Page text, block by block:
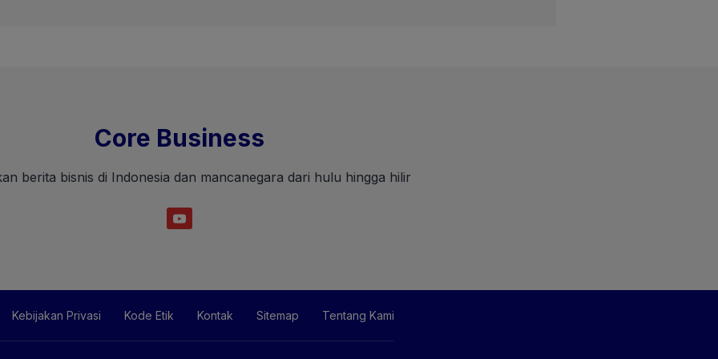
Core Business
berita bisnis di Indonesia dan mancanegara dari hulu hingga hilir
Kebijakan Privasi Kode Etik Kontak Sitemap Tentang Kami